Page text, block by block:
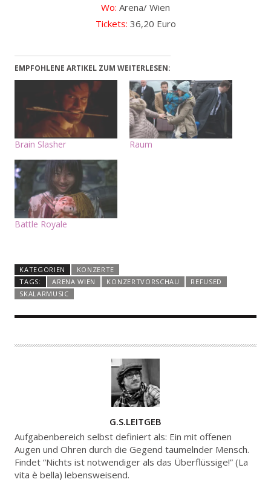
Wo: Arena/ Wien
Tickets: 36,20 Euro
EMPFOHLENE ARTIKEL ZUM WEITERLESEN:
Brain Slasher Raum
Battle Royale
KATEGORIEN
KONZERTE
TAGS:
ARENA WIEN KONZERTVORSCHAU
REFUSED
SKALARMUSIC
U
T
O
R
G.S.LEITGEB
Aufgabenbereich selbst definiert als: Ein mit offenen
Augen und Ohren durch die Gegend taumelnder Mensch.
Findet “Nichts ist notwendiger als das Überflüssige!” (La
vita è bella) lebensweisend.